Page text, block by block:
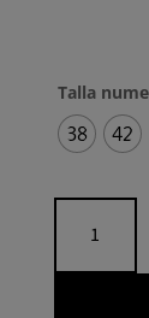
Talla
38 42
PR70
MOSKADA